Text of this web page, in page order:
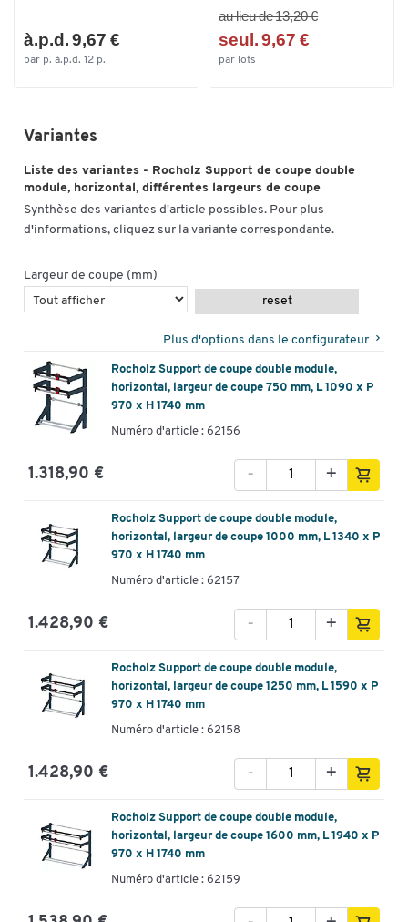
à.p.d. 9,67 €
par p. à.p.d. 12 p.
au lieu de 13,20 €
seul. 9,67 €
par lots
Variantes
Liste des variantes - Rocholz Support de coupe double
module, horizontal, différentes largeurs de coupe
Synthèse des variantes d'article possibles. Pour plus
d'informations, cliquez sur la variante correspondante.
Largeur de coupe (mm)
reset
Plus d'options dans le configurateur
Rocholz Support de coupe double module,
horizontal, largeur de coupe 750 mm, L 1090 x P
970 x H 1740 mm
Numéro d'article : 62156
1.318,90 € +
-
Rocholz Support de coupe double module,
horizontal, largeur de coupe 1000 mm, L 1340 x P
970 x H 1740 mm
Numéro d'article : 62157
1.428,90 € +
-
Rocholz Support de coupe double module,
horizontal, largeur de coupe 1250 mm, L 1590 x P
970 x H 1740 mm
Numéro d'article : 62158
1.428,90 € +
-
Rocholz Support de coupe double module,
horizontal, largeur de coupe 1600 mm, L 1940 x P
970 x H 1740 mm
Numéro d'article : 62159